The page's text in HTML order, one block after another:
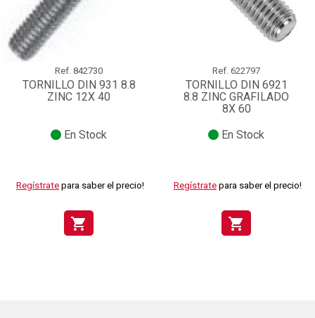
Ref. 842730
TORNILLO DIN 931 8.8
ZINC 12X 40
En Stock
Regístrate para saber el precio!
shopping_cart
Ref. 622797
TORNILLO DIN 6921
8.8 ZINC GRAFILADO
8X 60
En Stock
Regístrate para saber el precio!
shopping_cart